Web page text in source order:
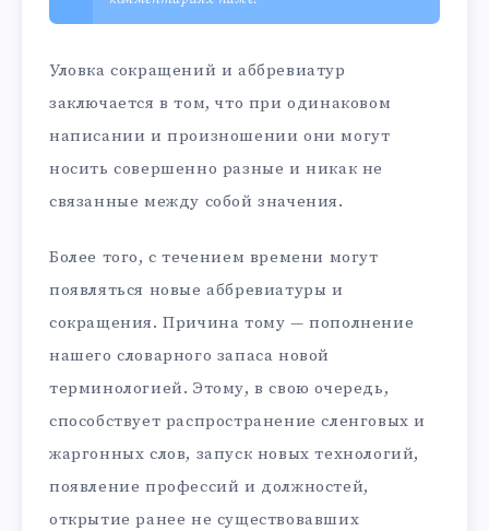
Уловка сокращений и аббревиатур
заключается в том, что при одинаковом
написании и произношении они могут
носить совершенно разные и никак не
связанные между собой значения.
Более того, с течением времени могут
появляться новые аббревиатуры и
сокращения. Причина тому — пополнение
нашего словарного запаса новой
терминологией. Этому, в свою очередь,
способствует распространение сленговых и
жаргонных слов, запуск новых технологий,
появление профессий и должностей,
открытие ранее не существовавших